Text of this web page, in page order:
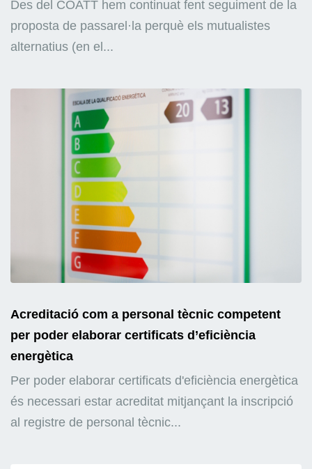
Des del COATT hem continuat fent seguiment de la
proposta de passarel·la perquè els mutualistes
alternatius (en el...
Acreditació com a personal tècnic competent
per poder elaborar certificats d’eficiència
energètica
Per poder elaborar certificats d'eficiència energètica
és necessari estar acreditat mitjançant la inscripció
al registre de personal tècnic...